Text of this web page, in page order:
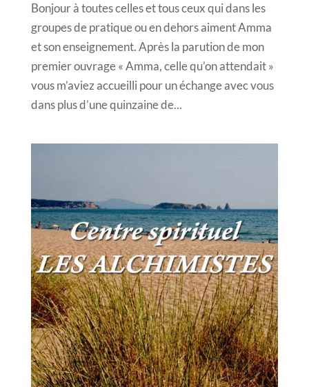
Bonjour à toutes celles et tous ceux qui dans les
groupes de pratique ou en dehors aiment Amma
et son enseignement. Après la parution de mon
premier ouvrage « Amma, celle qu’on attendait »
vous m’aviez accueilli pour un échange avec vous
dans plus d’une quinzaine de...